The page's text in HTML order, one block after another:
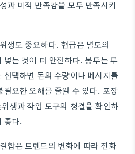
과 미적 만족감을 모두 만족시키
생도 중요하다. 현금은 별도의
넣는 것이 더 안전하다. 봉투는 투
선택하면 돈의 수량이나 메시지를
필요한 오해를 줄일 수 있다. 포장
생과 작업 도구의 청결을 확인하
좋다.
합은 트렌드의 변화에 따라 진화